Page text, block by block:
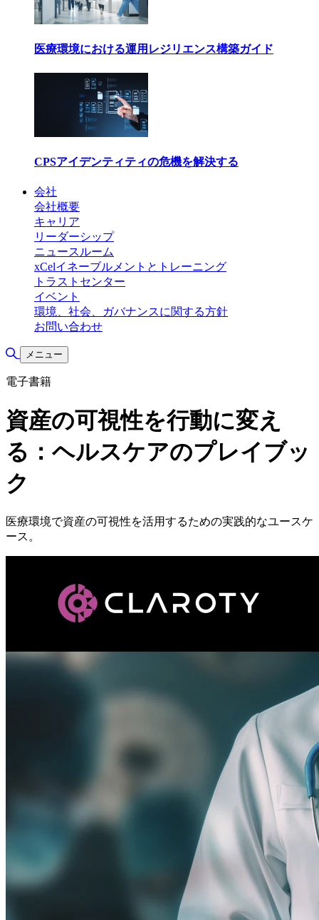
医療環境における運用レジリエンス構築ガイド
CPSアイデンティティの危機を解決する
会社
会社概要
キャリア
リーダーシップ
ニュースルーム
xCelイネーブルメントとトレーニング
トラストセンター
イベント
環境、社会、ガバナンスに関する方針
お問い合わせ
検索の切り替え
メニュー
電子書籍
資産の可視性を行動に変え
る：ヘルスケアのプレイブッ
ク
医療環境で資産の可視性を活用するための実践的なユースケ
ース。